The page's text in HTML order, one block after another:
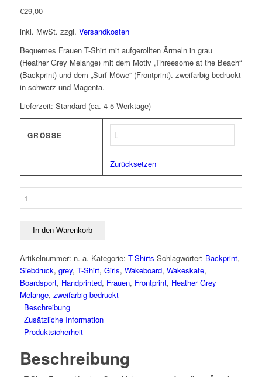
€29,00
inkl. MwSt. zzgl. Versandkosten
Bequemes Frauen T-Shirt mit aufgerollten Ärmeln in grau
(Heather Grey Melange) mit dem Motiv „Threesome at the Beach“
(Backprint) und dem „Surf-Möwe“ (Frontprint). zweifarbig bedruckt
in schwarz und Magenta.
Lieferzeit: Standard (ca. 4-5 Werktage)
GRÖSSE
Zurücksetzen
Beach“
Heather
Grey
Melange
Menge
In den Warenkorb
Artikelnummer: n. a. Kategorie: T-Shirts Schlagwörter: Backprint,
Siebdruck, grey, T-Shirt, Girls, Wakeboard, Wakeskate,
Boardsport, Handprinted, Frauen, Frontprint, Heather Grey
Melange, zweifarbig bedruckt
Beschreibung
Zusätzliche Information
Produktsicherheit
Beschreibung